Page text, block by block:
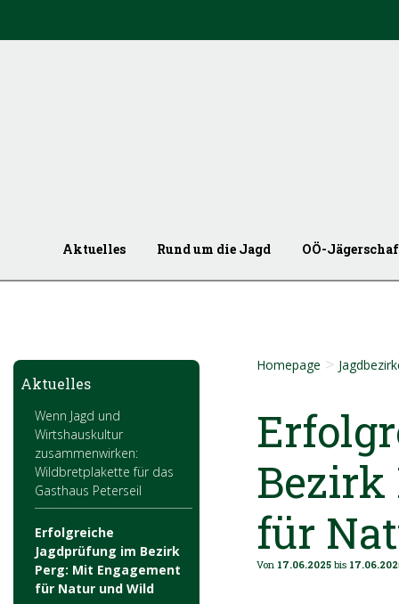
Aktuelles Rund um die Jagd OÖ-
Aktuelles
Wenn Jagd und
Wirtshauskultur
zusammenwirken:
Wildbretplakette für das
Gasthaus Peterseil
Erfolgreiche
Jagdprüfung im Bezirk
Perg: Mit Engagement
für Natur und Wild
Homepage >
Bezirk
für
Von 17.06.2025 bis